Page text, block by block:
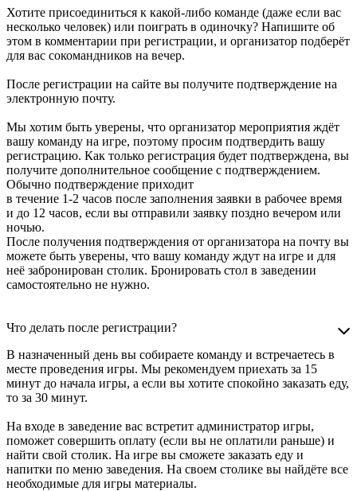
Хотите присоединиться к какой-либо команде (даже если вас
несколько человек) или поиграть в одиночку? Напишите об
этом в комментарии при регистрации, и организатор подберёт
для вас сокомандников на вечер.
После регистрации на сайте вы получите подтверждение на
электронную почту.
Мы хотим быть уверены, что организатор мероприятия ждёт
вашу команду на игре, поэтому просим подтвердить вашу
регистрацию. Как только регистрация будет подтверждена, вы
получите дополнительное сообщение с подтверждением.
Обычно подтверждение приходит
в течение 1-2 часов после заполнения заявки в рабочее время
и до 12 часов, если вы отправили заявку поздно вечером или
ночью.
После получения подтверждения от организатора на почту вы
можете быть уверены, что вашу команду ждут на игре и для
неё забронирован столик. Бронировать стол в заведении
самостоятельно не нужно.
Что делать после регистрации?
В назначенный день вы собираете команду и встречаетесь в
месте проведения игры. Мы рекомендуем приехать за 15
минут до начала игры, а если вы хотите спокойно заказать еду,
то за 30 минут.
На входе в заведение вас встретит администратор игры,
поможет совершить оплату (если вы не оплатили раньше) и
найти свой столик. На игре вы сможете заказать еду и
напитки по меню заведения. На своем столике вы найдёте все
необходимые для игры материалы.